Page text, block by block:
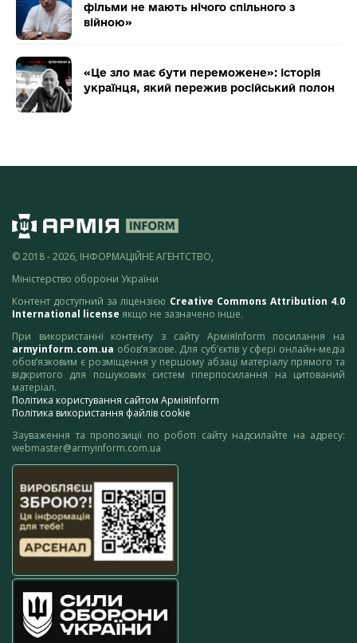
фільми не мають нічого спільного з
війною»
«Це зло має бути переможене»: історія
українця, який пережив російський полон
© 2018 - 2026, ІНФОРМАЦІЙНЕ АГЕНТСТВО,
Міністерство оборони України
Контент доступний за ліцензією Creative Commons Attribution 4.0
International license якщо не зазначено інше.
При використанні контенту з сайту АрміяInform посилання на
armyinform.com.ua обов’язкове. Для суб’єктів у сфері онлайн-медіа
обов’язковим є розміщення у першому абзаці матеріалу прямого та
відкритого для пошукових систем гіперпосилання на цитований
матеріал.
Політика користування сайтом АрміяInform
Політика використання файлів cookie
Зауваження та пропозиції по роботі сайту надсилайте на адресу:
webmaster@armyinform.com.ua